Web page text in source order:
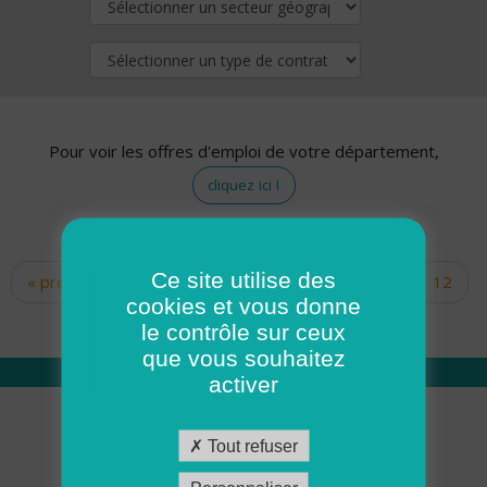
Pour voir les offres d'emploi de votre département,
cliquez ici !
Pages
« premier ‹ précédent … 10
12
14 15 16 17
Qui sommes nous
Académie ADMR
Ce site utilise des
cookies et vous donne
le contrôle sur ceux
que vous souhaitez
activer
Tout refuser